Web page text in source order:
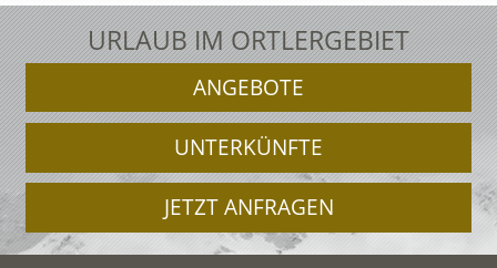
URLAUB IM ORTLERGEBIET
ANGEBOTE
UNTERKÜNFTE
JETZT ANFRAGEN